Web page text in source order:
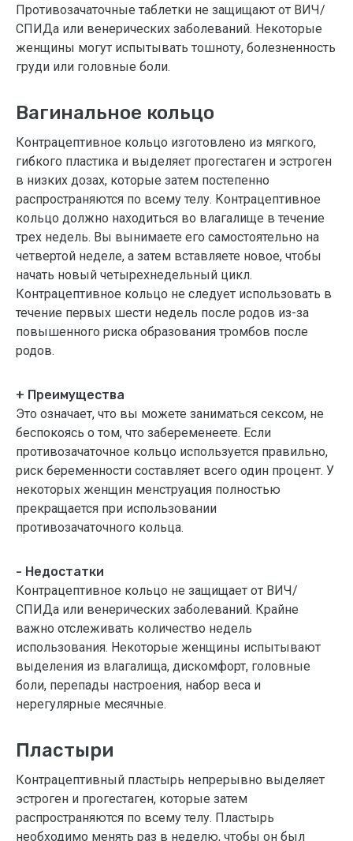
Противозачаточные таблетки не защищают от ВИЧ/
СПИДа или венерических заболеваний. Некоторые
женщины могут испытывать тошноту, болезненность
груди или головные боли.
Вагинальное кольцо
Контрацептивное кольцо изготовлено из мягкого,
гибкого пластика и выделяет прогестаген и эстроген
в низких дозах, которые затем постепенно
распространяются по всему телу. Контрацептивное
кольцо должно находиться во влагалище в течение
трех недель. Вы вынимаете его самостоятельно на
четвертой неделе, а затем вставляете новое, чтобы
начать новый четырехнедельный цикл.
Контрацептивное кольцо не следует использовать в
течение первых шести недель после родов из-за
повышенного риска образования тромбов после
родов.
+ Преимущества
Это означает, что вы можете заниматься сексом, не
беспокоясь о том, что забеременеете. Если
противозачаточное кольцо используется правильно,
риск беременности составляет всего один процент. У
некоторых женщин менструация полностью
прекращается при использовании
противозачаточного кольца.
- Недостатки
Контрацептивное кольцо не защищает от ВИЧ/
СПИДа или венерических заболеваний. Крайне
важно отслеживать количество недель
использования. Некоторые женщины испытывают
выделения из влагалища, дискомфорт, головные
боли, перепады настроения, набор веса и
нерегулярные месячные.
Пластыри
Контрацептивный пластырь непрерывно выделяет
эстроген и прогестаген, которые затем
распространяются по всему телу. Пластырь
необходимо менять раз в неделю, чтобы он был